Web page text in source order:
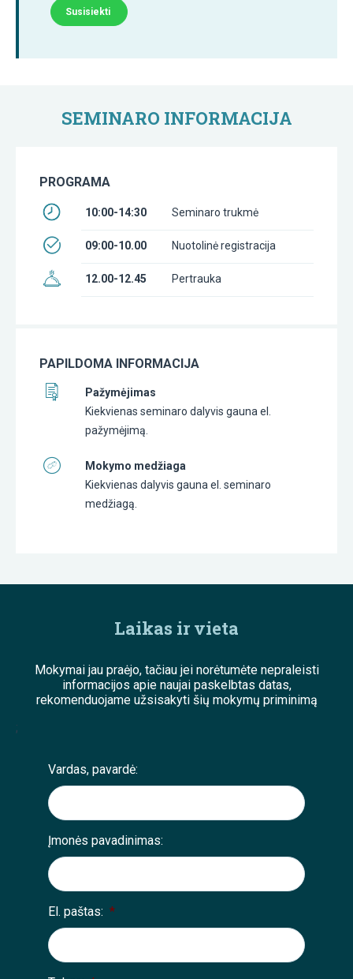
Susisiekti
SEMINARO INFORMACIJA
PROGRAMA
10:00-14:30 Seminaro trukmė
09:00-10.00 Nuotolinė registracija
12.00-12.45 Pertrauka
PAPILDOMA INFORMACIJA
Pažymėjimas
Kiekvienas seminaro dalyvis gauna el.
pažymėjimą.
Mokymo medžiaga
Kiekvienas dalyvis gauna el. seminaro
medžiagą.
Laikas ir vieta
Mokymai jau praėjo, tačiau jei norėtumėte nepraleisti
informacijos apie naujai paskelbtas datas,
rekomenduojame užsisakyti šių mokymų priminimą
;
Vardas, pavardė:
Įmonės pavadinimas:
El. paštas: *